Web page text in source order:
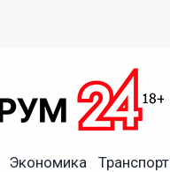
Экономика Транспорт